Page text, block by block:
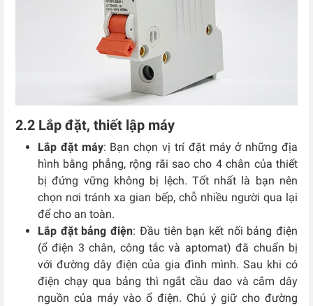
2.2 Lắp đặt, thiết lập máy
Lắp đặt máy: Bạn chọn vị trí đặt máy ở những địa
hình bằng phẳng, rộng rãi sao cho 4 chân của thiết
bị đứng vững không bị lệch. Tốt nhất là bạn nên
chọn nơi tránh xa gian bếp, chỗ nhiều người qua lại
để cho an toàn.
Lắp đặt bảng điện: Đầu tiên bạn kết nối bảng điện
(ổ điện 3 chân, công tắc và aptomat) đã chuẩn bị
với đường dây điện của gia đình mình. Sau khi có
điện chạy qua bảng thì ngắt cầu dao và cắm dây
nguồn của máy vào ổ điện. Chú ý giữ cho đường